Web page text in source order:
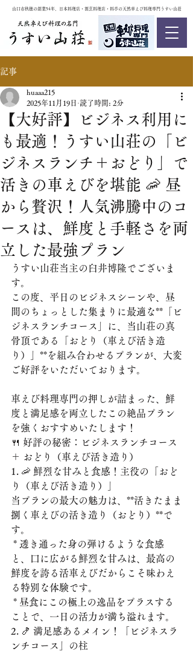
山口市秋穂の創業54年、日本料理店・割烹料理店・料亭の天然車えび料理専門うすい山荘
記事
【大好評】ビジネス利用に
も最適！うすい山荘の「ビ
ジネスランチ＋おどり」で
活きの車えびを堪能 🦐 昼
から贅沢！人気沸騰中のコ
ースは、鮮度と手軽さを両
立した最強プラン
huaaa215
2025年11月19日 読了時間: 2分
うすい山荘当主の臼井博隆でございま
す。
この度、平日のビジネスシーンや、昼
間のちょっとした集まりに最適な**「ビ
ジネスランチコース」に、当山荘の真
骨頂である「おどり（車えび活き造
り）」**を組み合わせるプランが、大変
ご好評をいただいております。
車えび料理専門の押しが詰まった、鮮
度と満足感を両立したこの絶品プラン
を強くおすすめいたします！
🍴 好評の秘密：ビジネスランチコース
＋ おどり（車えび活き造り）
1. 🦐 鮮烈な甘みと食感！主役の「おど
り（車えび活き造り）」
当プランの最大の魅力は、**活きたまま
捌く車えびの活き造り（おどり）**で
す。
と、口に広がる鮮烈な甘みは、最高の
鮮度を誇る活車えびだからこそ味わえ
る特別な体験です。
ことで、一日の活力が満ち溢れます。
2. 🍤 満足感あるメイン！「ビジネスラ
ンチコース」の柱